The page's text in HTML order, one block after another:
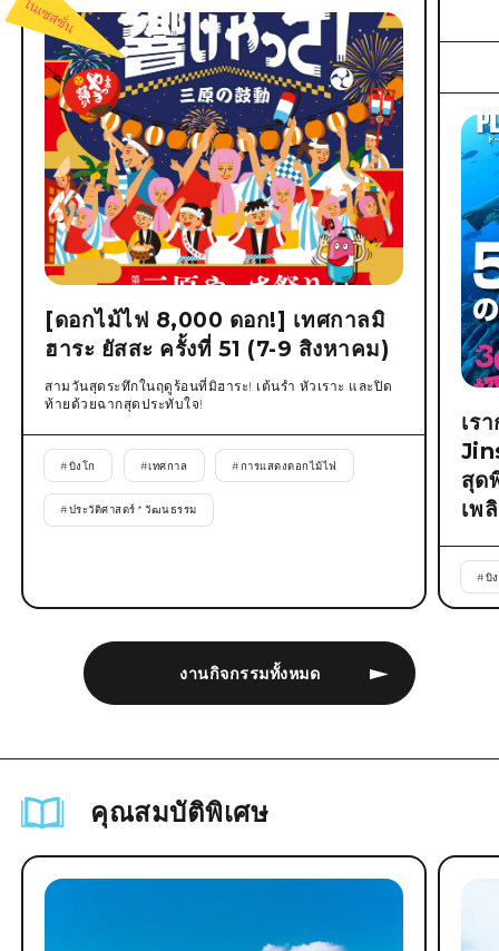
งานกิจกรรมทั้งหมด
[ดอกไม้ไฟ 8,000 ดอก!] เทศกาลมิ
ฮาระ ยัสสะ ครั้งที่ 51 (7-9 สิงหาคม)
สามวันสุดระทึกในฤดูร้อนที่มิฮาระ! เต้นรำ หัวเราะ และปิด
ท้ายด้วยฉากสุดประทับใจ!
#บิงโก #เทศกาล #การแสดงดอกไม้ไฟ
#ประวัติศาสตร์ * วัฒนธรรม
เร
สุด
เพ
#บิ
คุณสมบัติพิเศษ